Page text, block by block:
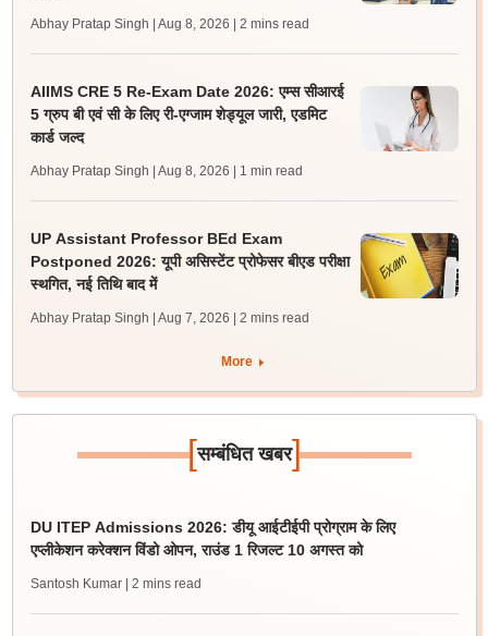
Abhay Pratap Singh | Aug 8, 2026 | 2 mins read
AIIMS CRE 5 Re-Exam Date 2026: एम्स सीआरई
5 ग्रुप बी एवं सी के लिए री-एग्जाम शेड्यूल जारी, एडमिट
कार्ड जल्द
Abhay Pratap Singh | Aug 8, 2026 | 1 min read
UP Assistant Professor BEd Exam
Postponed 2026: यूपी असिस्टेंट प्रोफेसर बीएड परीक्षा
स्थगित, नई तिथि बाद में
Abhay Pratap Singh | Aug 7, 2026 | 2 mins read
More
[सम्बंधित खबर]
DU ITEP Admissions 2026: डीयू आईटीईपी प्रोग्राम के लिए
एप्लीकेशन करेक्शन विंडो ओपन, राउंड 1 रिजल्ट 10 अगस्त को
Santosh Kumar | 2 mins read